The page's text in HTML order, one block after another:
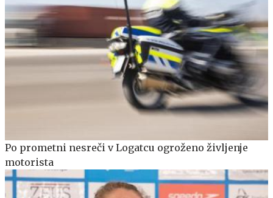
Po prometni nesreči v Logatcu ogroženo življenje
motorista